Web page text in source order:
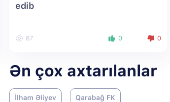
edib
87 0 0
Ən çox axtarılanlar
İlham Əliyev Qarabağ FK